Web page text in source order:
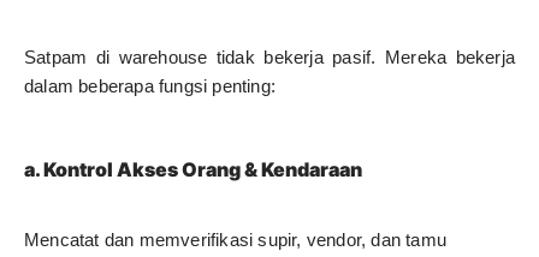
Satpam di warehouse tidak bekerja pasif. Mereka bekerja
dalam beberapa fungsi penting:
a. Kontrol Akses Orang & Kendaraan
Mencatat dan memverifikasi supir, vendor, dan tamu